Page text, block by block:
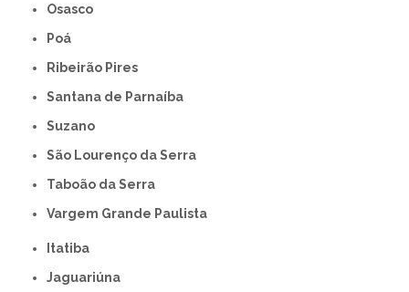
Osasco
Poá
Ribeirão Pires
Santana de Parnaíba
Suzano
São Lourenço da Serra
Taboão da Serra
Vargem Grande Paulista
Itatiba
Jaguariúna